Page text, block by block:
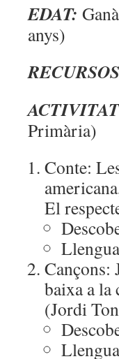
EDAT:
anys)
Primària)
Conte:
El
Cançons:
baixa a la
(Jordi